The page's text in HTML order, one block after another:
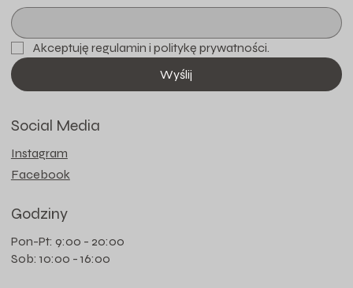
Akceptuję regulamin i politykę prywatności.
Wyślij
Social Media
Instagram
Facebook
Godziny
Pon-Pt: 9:00 - 20:00
Sob: 10:00 - 16:00